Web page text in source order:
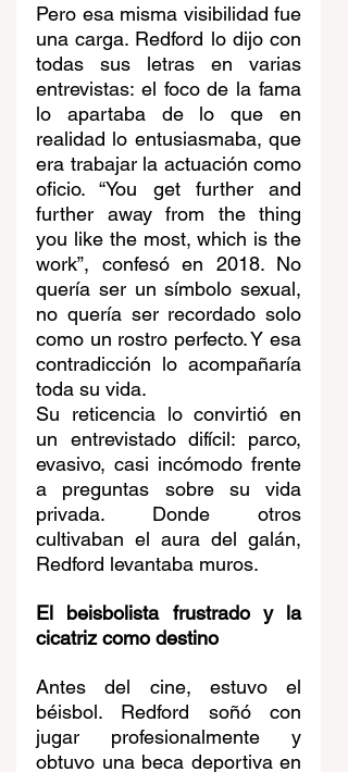
Pero esa misma visibilidad fue
una carga. Redford lo dijo con
todas sus letras en varias
entrevistas: el foco de la fama
lo apartaba de lo que en
realidad lo entusiasmaba, que
era trabajar la actuación como
oficio. “You get further and
further away from the thing
you like the most, which is the
work”, confesó en 2018. No
quería ser un símbolo sexual,
no quería ser recordado solo
como un rostro perfecto. Y esa
contradicción lo acompañaría
toda su vida.
Su reticencia lo convirtió en
un entrevistado difícil: parco,
evasivo, casi incómodo frente
a preguntas sobre su vida
privada. Donde otros
cultivaban el aura del galán,
Redford levantaba muros.
El beisbolista frustrado y la
cicatriz como destino
Antes del cine, estuvo el
béisbol. Redford soñó con
jugar profesionalmente y
obtuvo una beca deportiva en